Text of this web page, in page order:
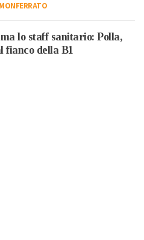
lo staff sanitario: Polla,
fianco della B1